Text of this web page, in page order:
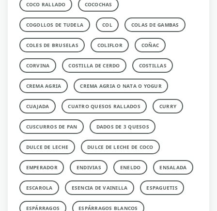
COCO RALLADO COCOCHAS
COGOLLOS DE TUDELA COL COLAS DE GAMBAS
COLES DE BRUSELAS COLIFLOR COÑAC
CORVINA COSTILLA DE CERDO COSTILLAS
CREMA AGRIA CREMA AGRIA O NATA O YOGUR
CUAJADA CUATRO QUESOS RALLADOS CURRY
CUSCURROS DE PAN DADOS DE 3 QUESOS
DULCE DE LECHE DULCE DE LECHE DE COCO
EMPERADOR ENDIVIAS ENELDO ENSALADA
ESCAROLA ESENCIA DE VAINILLA ESPAGUETIS
ESPÁRRAGOS ESPÁRRAGOS BLANCOS